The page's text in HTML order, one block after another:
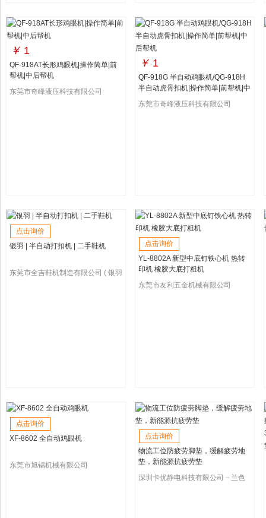
￥ 1
QF-918AT长形鸡眼机|操作简单|前
帮机|中后帮机
东莞市奇峰液压科技有限公司
￥ 1
QF-918G 半自动鸡眼机/QG-918H
半自动虎骨扣机|操作简单|前帮机|中
后帮机
东莞市奇峰液压科技有限公司
点击询价
银羽 | 半自动打扣机 | 二手鞋机
东莞市全吉鞋机制造有限公司 ( 银羽
点击询价
YL-8802A 新型中底钉铁心机 热转
印机 橡胶大底打粗机
东莞市友利五金机械有限公司
点击询价
XF-8602 全自动鸡眼机
东莞市旭锠机械有限公司
点击询价
物流工位防疲劳脚垫，缓解疲劳地
垫，新能源抗疲劳垫
深圳卡优静电科技有限公司－兰色